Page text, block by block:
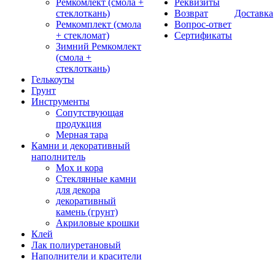
Ремкомлект (смола +
стеклоткань)
Ремкомплект (смола
+ стекломат)
Зимний Ремкомлект
(смола +
стеклоткань)
Гелькоуты
Грунт
Инструменты
Сопутствующая
продукция
Мерная тара
Камни и декоративный
наполнитель
Мох и кора
Стеклянные камни
для декора
декоративный
камень (грунт)
Акриловые крошки
Клей
Лак полиуретановый
Наполнители и красители
Реквизиты
Возврат
Вопрос-ответ
Сертификаты
Доставка